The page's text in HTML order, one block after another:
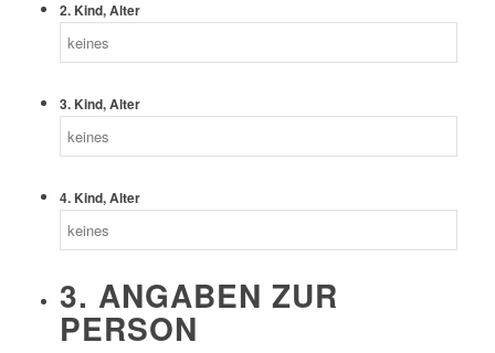
2. Kind, Alter
3. Kind, Alter
4. Kind, Alter
3. ANGABEN ZUR
PERSON